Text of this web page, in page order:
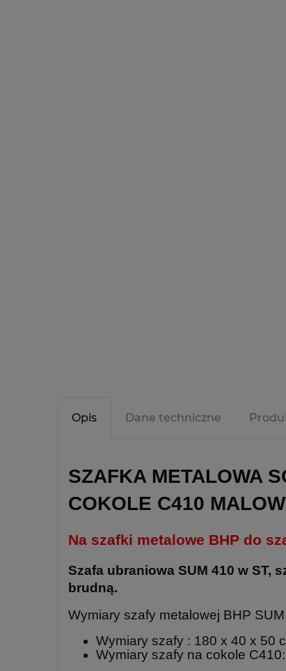
Opis Dane techniczne
SZAFKA METALOWA
COKOLE C410 MALOW
Na szafki metalowe BHP do
Szafa ubraniowa SUM 410 w ST,
brudną.
Wymiary szafy metalowej BHP
Wymiary szafy : 180 x 40 x 50
Wymiary szafy na cokole